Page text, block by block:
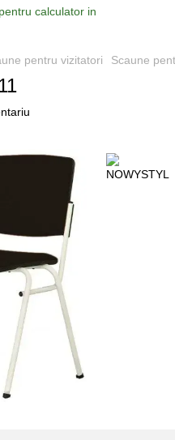
pentru vizitatori Scaune